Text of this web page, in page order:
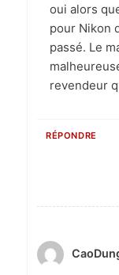
oui alors
pour Nikon
passé. Le
revendeur
RÉPONDRE